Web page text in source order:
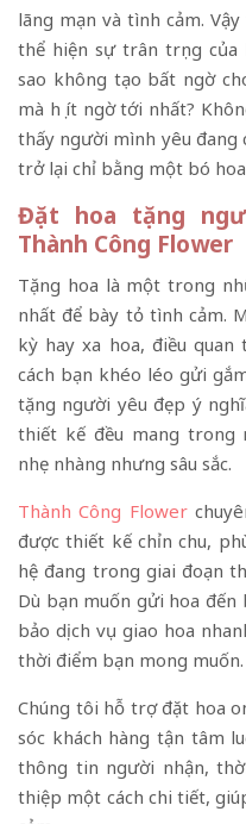
lãng mạn và tình cảm.
thể hiện sự trân trọng
sao không tạo bất ngờ
mà họ ít ngờ tới nhất?
thấy người mình yêu
trở lại chỉ bằng một bó hoa
Đặt hoa tặng
Thành Công Flower
Tặng hoa là một trong
nhất để bày tỏ tình cảm.
kỳ hay xa hoa, điều quan
cách bạn khéo léo gửi
tặng người yêu đẹp ý
thiết kế đều mang trong
nhẹ nhàng nhưng sâu sắc.
Thành Công Flower
được thiết kế chỉn chu,
hệ đang trong giai đoạn
Dù bạn muốn gửi hoa đến
bảo dịch vụ giao hoa
thời điểm bạn mong muốn.
Chúng tôi hỗ trợ đặt hoa
sóc khách hàng tận tâm
thông tin người nhận,
thiệp một cách chi tiết,